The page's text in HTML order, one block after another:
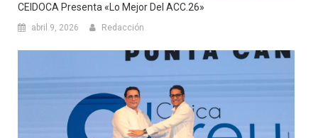
CEIDOCA Presenta «Lo Mejor Del ACC.26»
abril 9, 2026 Redacción